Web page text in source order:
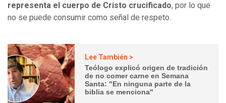
representa el cuerpo de Cristo crucificado, por lo que
no se puede consumir como señal de respeto.
Lee También >
Teólogo explicó origen de tradición
de no comer carne en Semana
Santa: "En ninguna parte de la
biblia se menciona"